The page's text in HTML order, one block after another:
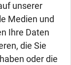
unserer
Medien und
Ihre Daten
die Sie
oder die